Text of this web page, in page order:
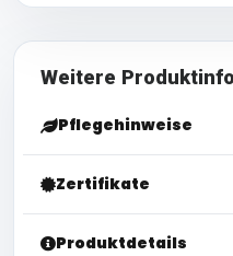
Weitere
Pflegehinweise
Zertifikate
Produktdetails